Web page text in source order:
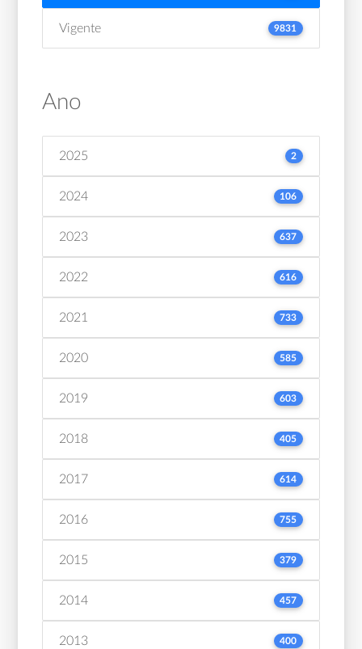
Vigente 9831
Ano
2025 2
2024 106
2023 637
2022 616
2021 733
2020 585
2019 603
2018 405
2017 614
2016 755
2015 379
2014 457
2013 400